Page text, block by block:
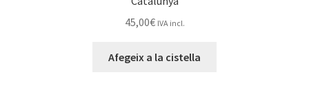
45,00€ IVA incl.
Afegeix a la cistella